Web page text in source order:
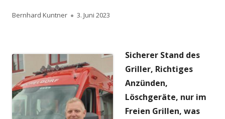
Autor
Bernhard Kuntner
Veröffentlicht
3. Juni 2023
Sicherer Stand des
Griller, Richtiges
Anzünden,
Löschgeräte, nur im
Freien Grillen, was